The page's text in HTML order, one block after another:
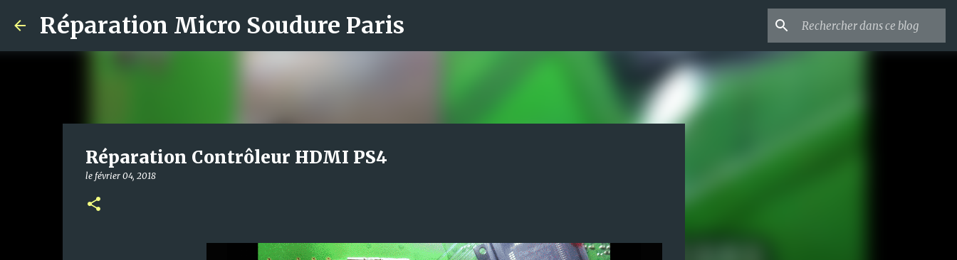
Réparation Micro Soudure Paris
Réparation Contrôleur HDMI PS4
le février 04, 2018